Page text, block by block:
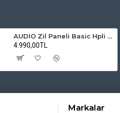
AUDIO Zil Paneli Basic Hpli Çift Buton 20'li Sesli Apartman Diafon Kapı Paneli
4.990,00TL
Markalar